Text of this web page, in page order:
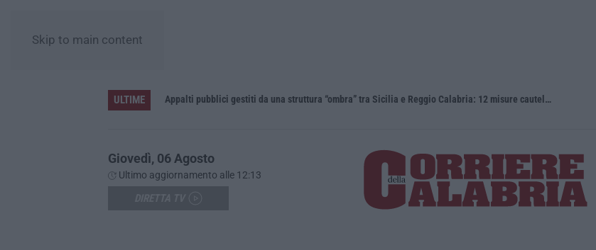
Skip to main content
ULTIME Appalti pubblici gestiti da una struttura “ombra” tra Sicilia e Reggio Calabria: 12 misure cautelari – NOMI
Giovedì, 06 Agosto
Ultimo aggiornamento alle 12:13